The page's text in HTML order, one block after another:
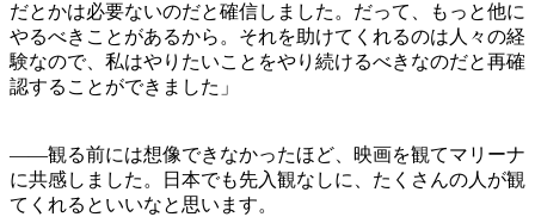
だとかは必要ないのだと確信しました。だって、もっと他に
やるべきことがあるから。それを助けてくれるのは人々の経
験なので、私はやりたいことをやり続けるべきなのだと再確
認することができました」
——観る前には想像できなかったほど、映画を観てマリーナ
に共感しました。日本でも先入観なしに、たくさんの人が観
てくれるといいなと思います。